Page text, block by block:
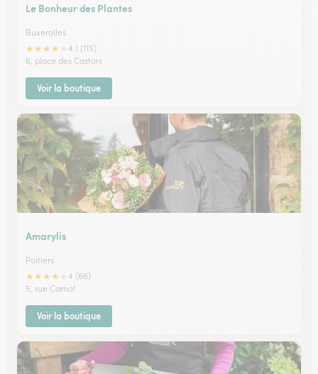
Le Bonheur des Plantes
Buxerolles
★★★★
4.1 (115)
6, place des Castors
Voir la boutique
Amarylis
Poitiers
★★★★
4 (66)
5, rue Carnot
Voir la boutique